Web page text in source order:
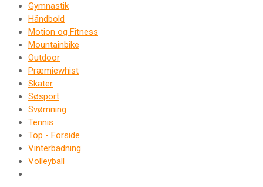
Gymnastik
Håndbold
Motion og Fitness
Mountainbike
Outdoor
Præmiewhist
Skater
Søsport
Svømning
Tennis
Top - Forside
Vinterbadning
Volleyball